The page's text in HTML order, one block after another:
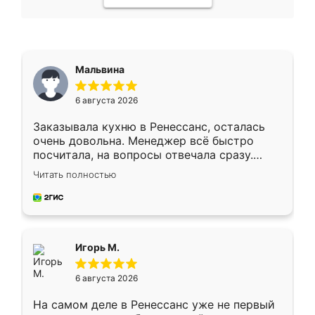
Мальвина
6 августа 2026
Заказывала кухню в Ренессанс, осталась
очень довольна. Менеджер всё быстро
посчитала, на вопросы отвечала сразу.
Замерщик приехал в субботу, подошёл к
делу со всей ответственностью. Собрали
за день, ребята работали аккуратно, даже
Читать полностью
Игорь М.
6 августа 2026
На самом деле в Ренессанс уже не первый